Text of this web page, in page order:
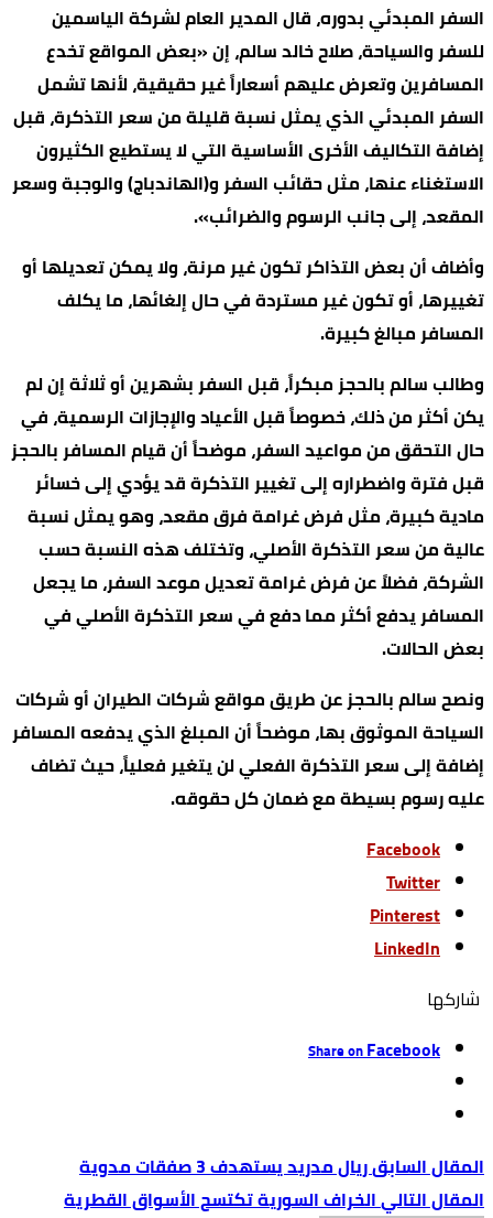
السفر المبدئي بدوره، قال المدير العام لشركة الياسمين
للسفر والسياحة، صلاح خالد سالم، إن «بعض المواقع تخدع
المسافرين وتعرض عليهم أسعاراً غير حقيقية، لأنها تشمل
السفر المبدئي الذي يمثل نسبة قليلة من سعر التذكرة، قبل
إضافة التكاليف الأخرى الأساسية التي لا يستطيع الكثيرون
الاستغناء عنها، مثل حقائب السفر و(الهاندباج) والوجبة وسعر
المقعد، إلى جانب الرسوم والضرائب».
وأضاف أن بعض التذاكر تكون غير مرنة، ولا يمكن تعديلها أو
تغييرها، أو تكون غير مستردة في حال إلغائها، ما يكلف
المسافر مبالغ كبيرة.
وطالب سالم بالحجز مبكراً، قبل السفر بشهرين أو ثلاثة إن لم
يكن أكثر من ذلك، خصوصاً قبل الأعياد والإجازات الرسمية، في
حال التحقق من مواعيد السفر، موضحاً أن قيام المسافر بالحجز
قبل فترة واضطراره إلى تغيير التذكرة قد يؤدي إلى خسائر
مادية كبيرة، مثل فرض غرامة فرق مقعد، وهو يمثل نسبة
عالية من سعر التذكرة الأصلي، وتختلف هذه النسبة حسب
الشركة، فضلاً عن فرض غرامة تعديل موعد السفر، ما يجعل
المسافر يدفع أكثر مما دفع في سعر التذكرة الأصلي في
بعض الحالات.
ونصح سالم بالحجز عن طريق مواقع شركات الطيران أو شركات
السياحة الموثوق بها، موضحاً أن المبلغ الذي يدفعه المسافر
إضافة إلى سعر التذكرة الفعلي لن يتغير فعلياً، حيث تضاف
عليه رسوم بسيطة مع ضمان كل حقوقه.
Facebook
Twitter
Pinterest
LinkedIn
‫‫ شاركها‬
Share onFacebook
ريال مدريد يستهدف 3 صفقات مدوية
الخراف السورية تكتسح الأسواق القطرية